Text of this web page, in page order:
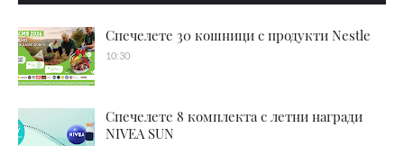
Спечелете 30 кошници с продукти Nestle
10:30
Спечелете 8 комплекта с летни награди
NIVEA SUN